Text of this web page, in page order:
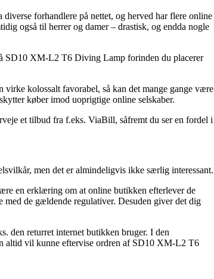
forhandlere på nettet, og herved har flere online
også til herrer og damer – drastisk, og endda nogle
SD10 XM-L2 T6 Diving Lamp forinden du placerer
kolossalt favorabel, så kan det mange gange være
køber imod uoprigtige online selskaber.
et tilbud fra f.eks. ViaBill, såfremt du ser en fordel i
men det er almindeligvis ikke særlig interessant.
en erklæring om at online butikken efterlever de
med de gældende regulativer. Desuden giver det dig
den returret internet butikken bruger. I den
altid vil kunne eftervise ordren af SD10 XM-L2 T6